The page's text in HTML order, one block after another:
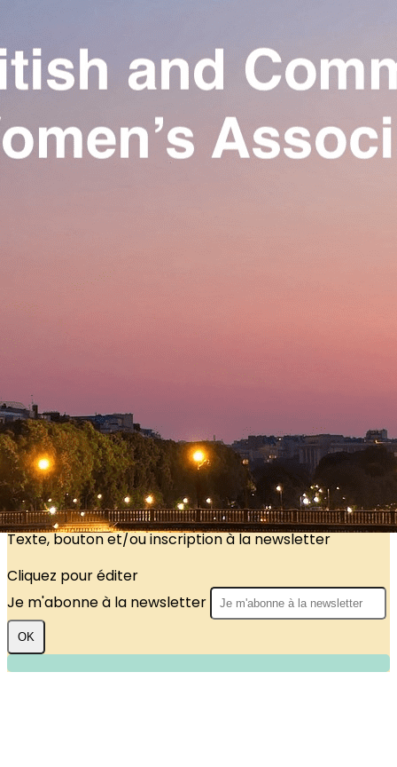
Exporter uniquement les colonnes affichées
Ajoutez un logo, un bouton, des réseaux sociaux
Our Association
Activities
Join us
?>
Images de la page d'accueil
Cliquez pour éditer
Texte, bouton et/ou inscription à la newsletter
Cliquez pour éditer
Je m'abonne à la newsletter
OK